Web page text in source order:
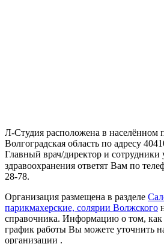
Л-Студия расположена в населённом
Волгоградская область по адресу
Главный врач/директор и сотрудники
здравоохранения ответят Вам по
28-78.
Организация размещена в разделе
парикмахерские, солярии Волжского
справочника. Информацию о том, как
график работы Вы можете уточнить
организации .